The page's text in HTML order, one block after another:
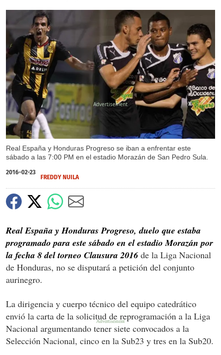
Real España y Honduras Progreso se iban a enfrentar este
sábado a las 7:00 PM en el estadio Morazán de San Pedro Sula.
X
X
X
X
2016-02-23
FREDDY NUILA
Real España y Honduras Progreso, duelo que estaba
programado para este sábado en el estadio Morazán por
la fecha 8 del torneo Clausura 2016 de la Liga Nacional
de Honduras, no se disputará a petición del conjunto
aurinegro.
La dirigencia y cuerpo técnico del equipo catedrático
envió la carta de la solicitud de reprogramación a la Liga
Nacional argumentando tener siete convocados a la
Selección Nacional, cinco en la Sub23 y tres en la Sub20.